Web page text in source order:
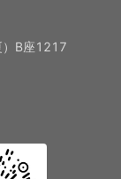
）B座1217